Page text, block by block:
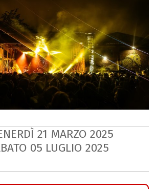
21 MARZO 2025
05 LUGLIO 2025